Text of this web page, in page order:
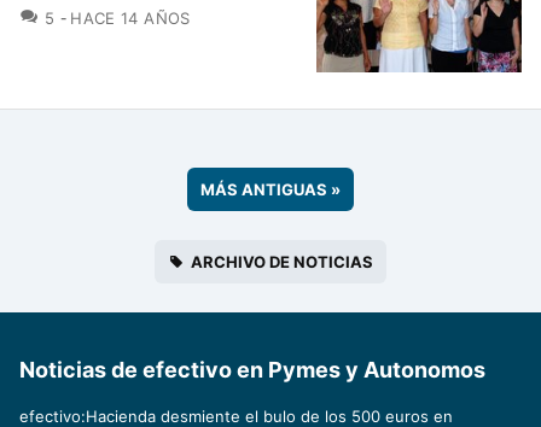
5 COMENTARIOS
HACE 14 AÑOS
MÁS ANTIGUAS »
ARCHIVO DE NOTICIAS
Noticias de efectivo en Pymes y Autonomos
efectivo:Hacienda desmiente el bulo de los 500 euros en